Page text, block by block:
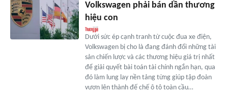
Volkswagen phải bán dần thương
hiệu con
Dưới sức ép cạnh tranh từ cuộc đua xe điện,
Volkswagen bị cho là đang đánh đổi những tài
sản chiến lược và các thương hiệu giá trị nhất
để giải quyết bài toán tài chính ngắn hạn, qua
đó làm lung lay nền tảng từng giúp tập đoàn
vươn lên thành đế chế ô tô toàn cầu…